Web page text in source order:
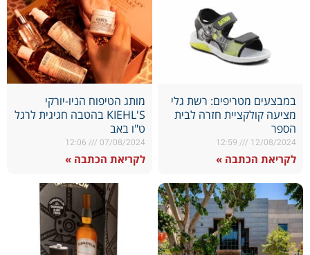
במבצעים מטריפים: רשת גלי
מציעה קולקציית חזרה לבית
הספר
12/08/2024
לקריאת הכתבה »
מותג הטיפוח הניו-יורקי
KIEHL'S בהטבה חגיגית לרגל
ט"ו באב
07/08/2024
לקריאת הכתבה »